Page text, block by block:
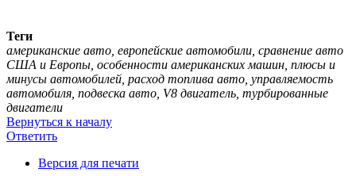
Теги
американские авто, европейские автомобили, сравнение авто
США и Европы, особенности американских машин, плюсы и
минусы автомобилей, расход топлива авто, управляемость
автомобиля, подвеска авто, V8 двигатель, турбированные
двигатели
Вернуться к началу
Ответить
Версия для печати